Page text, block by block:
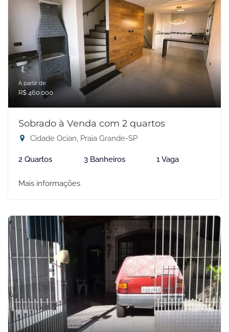
A partir de:
R$ 460.000
Sobrado à Venda com 2 quartos
Cidade Ocian, Praia Grande-SP
2 Quartos 3 Banheiros 1 Vaga
Mais informações